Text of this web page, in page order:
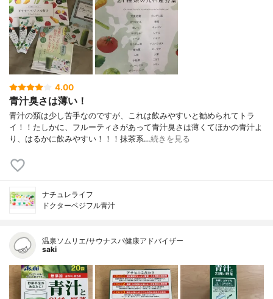
4.00
青汁臭さは薄い！
青汁の類は少し苦手なのですが、これは飲みやすいと勧められてトラ
イ！！たしかに、フルーティさがあって青汁臭さは薄くてほかの青汁よ
り、はるかに飲みやすい！！！抹茶系…続きを見る
ナチュレライフ
ドクターベジフル青汁
温泉ソムリエ/サウナスパ健康アドバイザー
saki